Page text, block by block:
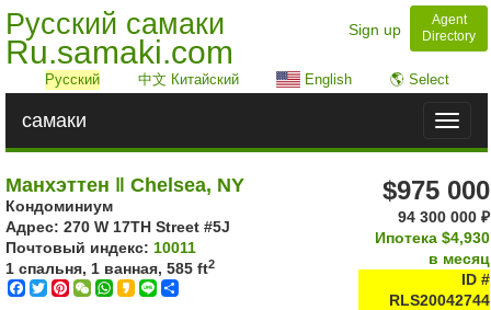
Русский самаки
Ru.samaki.com
Sign up
Agent
Directory
Русский 中文 Китайский English 🌎 Select
Toggle
самаки
Манхэттен ‖ Chelsea, NY
Кондоминиум
Адрес: ‎270 W 17TH Street #5J
Почтовый индекс: 10011
1 спальня, 1 ванная, 585 ft2
Facebook
TwitterPinterest
WeChat
WhatsApp
Kakao
Line
$975 000
94 300 000 ₽
Ипотека $4,930
в месяц
ID #
RLS20042744